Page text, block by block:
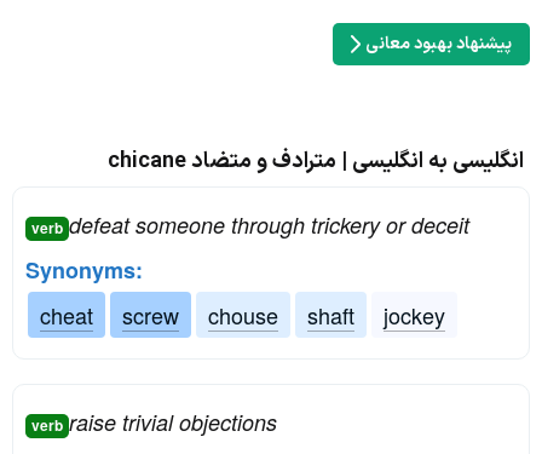
پیشنهاد بهبود معانی
انگلیسی به انگلیسی | مترادف و متضاد chicane
verb defeat someone through trickery or deceit
Synonyms:
cheat
screw chouse shaft jockey
verb raise trivial objections